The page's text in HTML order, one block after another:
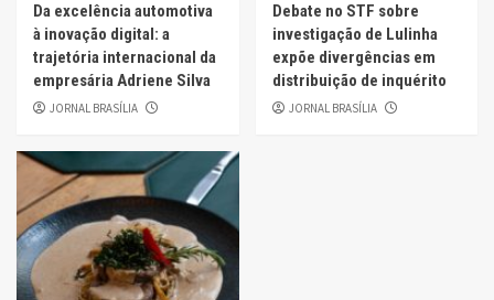
Da excelência automotiva
à inovação digital: a
trajetória internacional da
empresária Adriene Silva
JORNAL BRASÍLIA
Debate no STF sobre
investigação de Lulinha
expõe divergências em
distribuição de inquérito
JORNAL BRASÍLIA